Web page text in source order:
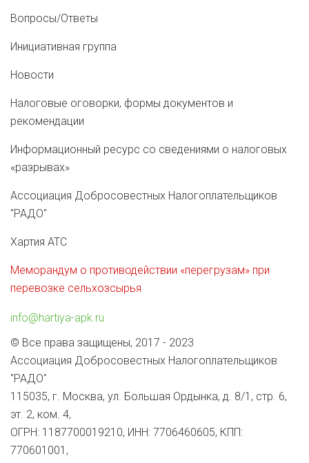
Вопросы/Ответы
Инициативная группа
Новости
Налоговые оговорки, формы документов и
рекомендации
Информационный ресурс со сведениями о налоговых
«разрывах»
Ассоциация Добросовестных Налогоплательщиков
"РАДО"
Хартия АТС
Меморандум о противодействии «перегрузам» при
перевозке сельхозсырья
info@hartiya-apk.ru
© Все права защищены, 2017 - 2023
Ассоциация Добросовестных Налогоплательщиков
"РАДО"
115035, г. Москва, ул. Большая Ордынка, д. 8/1, стр. 6,
эт. 2, ком. 4,
ОГРН: 1187700019210, ИНН: 7706460605, КПП:
770601001,